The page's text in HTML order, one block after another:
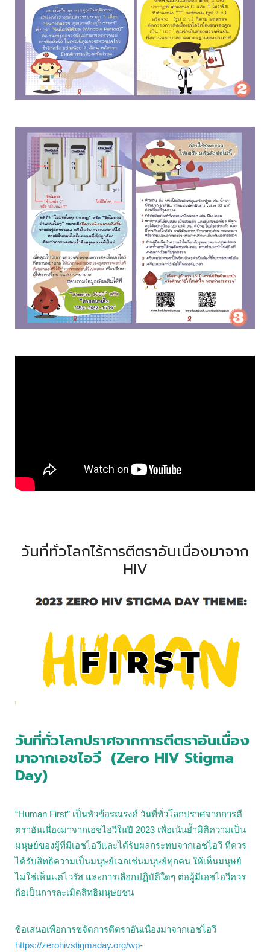
วันที่ทั่วโลกไร้การตีตราอันเนื่องมาจาก
HIV
วันที่ทั่วโลกปราศจากการตีตราอันเนื่อง
มาจากเอชไอวี (Zero HIV Stigma
Day)
“Human First” เป็นหัวข้อรณรงค์ วันที่ทั่วโลกปราศจากการตี
ตราอันเนื่องมาจากเอชไอวีในปี 2023 เพื่อเน้นย้ำมิติความเป็น
มนุษย์ของผู้ที่มีเอชไอวีและได้รับผลกระทบจากเอชไอวี ที่ควร
ได้รับสิทธิความเป็นมนุษย์เฉกเช่นมนุษย์ทุกคน ให้เห็นมนุษย์
ไม่ใช่เห็นแต่ไวรัส และการเลือกปฏิบัติใดๆ ต่อผู้มีเอชไอวีควร
ถือเป็นการละเมิดสิทธิมนุษยชน
ข้อเสนอเพื่อการขจัดการตีตราอันเนื่องมาจากเอชไอวี
https://zerohivstigmaday.org/wp-